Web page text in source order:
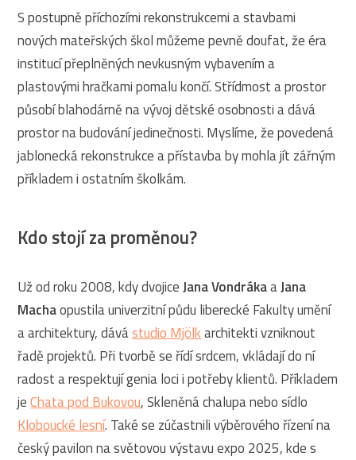
S postupně příchozími rekonstrukcemi a stavbami
nových mateřských škol můžeme pevně doufat, že éra
institucí přeplněných nevkusným vybavením a
plastovými hračkami pomalu končí. Střídmost a prostor
působí blahodárně na vývoj dětské osobnosti a dává
prostor na budování jedinečnosti. Myslíme, že povedená
jablonecká rekonstrukce a přístavba by mohla jít zářným
příkladem i ostatním školkám.
Kdo stojí za proměnou?
Už od roku 2008, kdy dvojiceJana VondrákaaJana
Machaopustila univerzitní půdu liberecké Fakulty umění
a architektury, dávástudio Mjölkarchitekti vzniknout
řadě projektů. Při tvorbě se řídí srdcem, vkládají do ní
radost a respektují genia loci i potřeby klientů. Příkladem
jeChata pod Bukovou, Skleněná chalupa nebo sídlo
Kloboucké lesní. Také se zúčastnili výběrového řízení na
český pavilon na světovou výstavu expo 2025, kde s